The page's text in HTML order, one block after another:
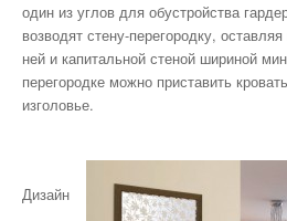
один из углов для обустройства
возводят стену-перегородку,
ней и капитальной стеной шириной
перегородке можно приставить
изголовье.
Дизайн